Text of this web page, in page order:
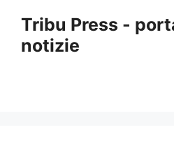
content
Tribu Press -
notizie